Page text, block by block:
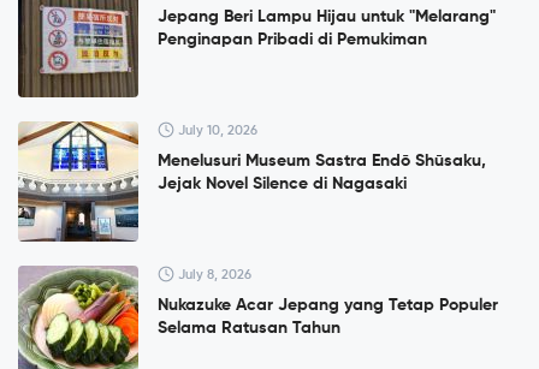
Jepang Beri Lampu Hijau untuk "Melarang"
Penginapan Pribadi di Pemukiman
July 10, 2026
Menelusuri Museum Sastra Endō Shūsaku,
Jejak Novel Silence di Nagasaki
July 8, 2026
Nukazuke Acar Jepang yang Tetap Populer
Selama Ratusan Tahun